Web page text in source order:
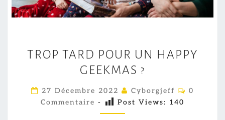
R
O
T
A
TROP TARD POUR UN HAPPY
GEEKMAS ?
27 Décembre 2022 Cyborgjeff
C
0
Commentaire - Post Views: 140